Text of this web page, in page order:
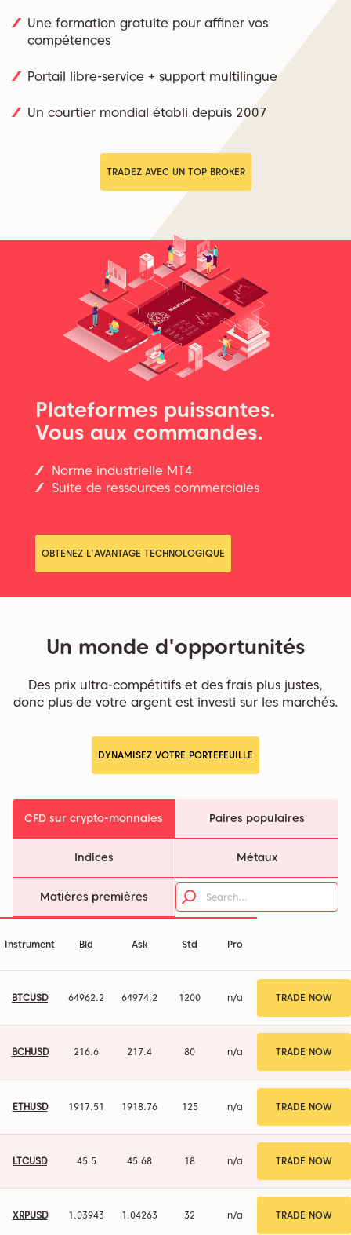
Une formation gratuite pour affiner vos
compétences
Portail libre-service + support multilingue
Un courtier mondial établi depuis 2007
TRADEZ AVEC UN TOP BROKER
Plateformes puissantes.
Vous aux commandes.
Norme industrielle MT4
Suite de ressources commerciales
OBTENEZ L'AVANTAGE TECHNOLOGIQUE
Un monde d'opportunités
Des prix ultra-compétitifs et des frais plus justes,
donc plus de votre argent est investi sur les marchés.
DYNAMISEZ VOTRE PORTEFEUILLE
CFD sur crypto-monnaies Paires populaires
Indices Métaux
Matières premières
Instrument Bid Ask Std Pro
BTCUSD 64962.19 64974.19 1200 n/a TRADE NOW
BCHUSD 216.6 217.4 80 n/a TRADE NOW
ETHUSD 1917.57 1918.82 125 n/a TRADE NOW
LTCUSD 45.5 45.68 18 n/a TRADE NOW
XRPUSD 1.03943 1.04263 32 n/a TRADE NOW